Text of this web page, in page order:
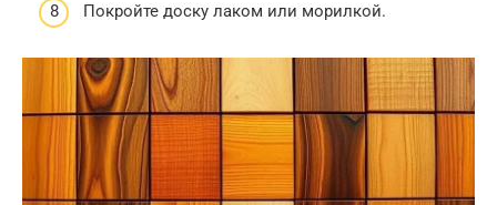
Покройте доску лаком или морилкой.